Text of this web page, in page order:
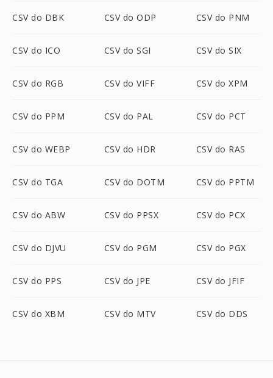
CSV do DBK CSV do ODP CSV do PNM
CSV do ICO CSV do SGI CSV do SIX
CSV do RGB CSV do VIFF CSV do XPM
CSV do PPM CSV do PAL CSV do PCT
CSV do WEBP CSV do HDR CSV do RAS
CSV do TGA CSV do DOTM CSV do PPTM
CSV do ABW CSV do PPSX CSV do PCX
CSV do DJVU CSV do PGM CSV do PGX
CSV do PPS CSV do JPE CSV do JFIF
CSV do XBM CSV do MTV CSV do DDS